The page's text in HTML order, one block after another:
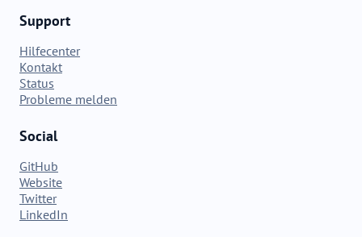
Support
Hilfecenter
Kontakt
Status
Probleme melden
Social
GitHub
Website
Twitter
LinkedIn